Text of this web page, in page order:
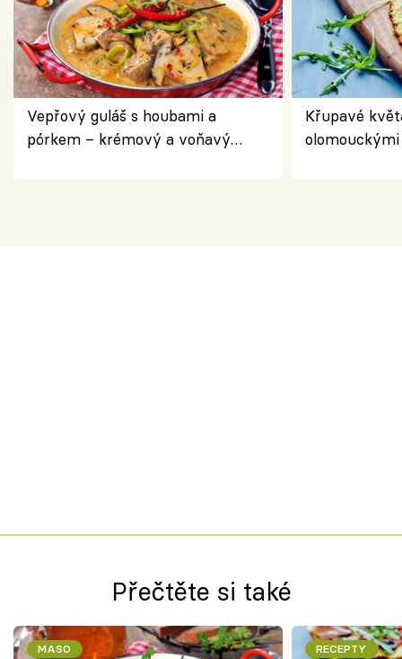
Vepřový guláš s houbami a
pórkem – krémový a voňavý
Křupavé
Přečtěte si také
MASO RECEPTY